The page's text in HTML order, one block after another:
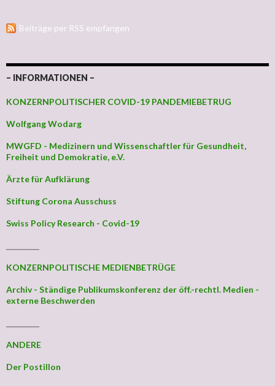
Beiträge per RSS empfangen
– INFORMATIONEN –
KONZERNPOLITISCHER COVID-19 PANDEMIEBETRUG
Wolfgang Wodarg
MWGFD - Medizinern und Wissenschaftler für Gesundheit,
Freiheit und Demokratie, e.V.
Ärzte für Aufklärung
Stiftung Corona Ausschuss
Swiss Policy Research - Covid-19
KONZERNPOLITISCHE MEDIENBETRÜGE
Archiv - Ständige Publikumskonferenz der öff.-rechtl. Medien -
externe Beschwerden
ANDERE
Der Postillon